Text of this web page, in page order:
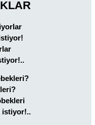
istiyor!..